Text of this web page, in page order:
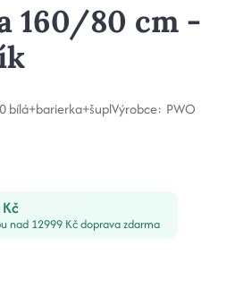
160/80 cm -
bílá+barierka+šuplVýrobce: PWO
nad 12999 Kč doprava zdarma